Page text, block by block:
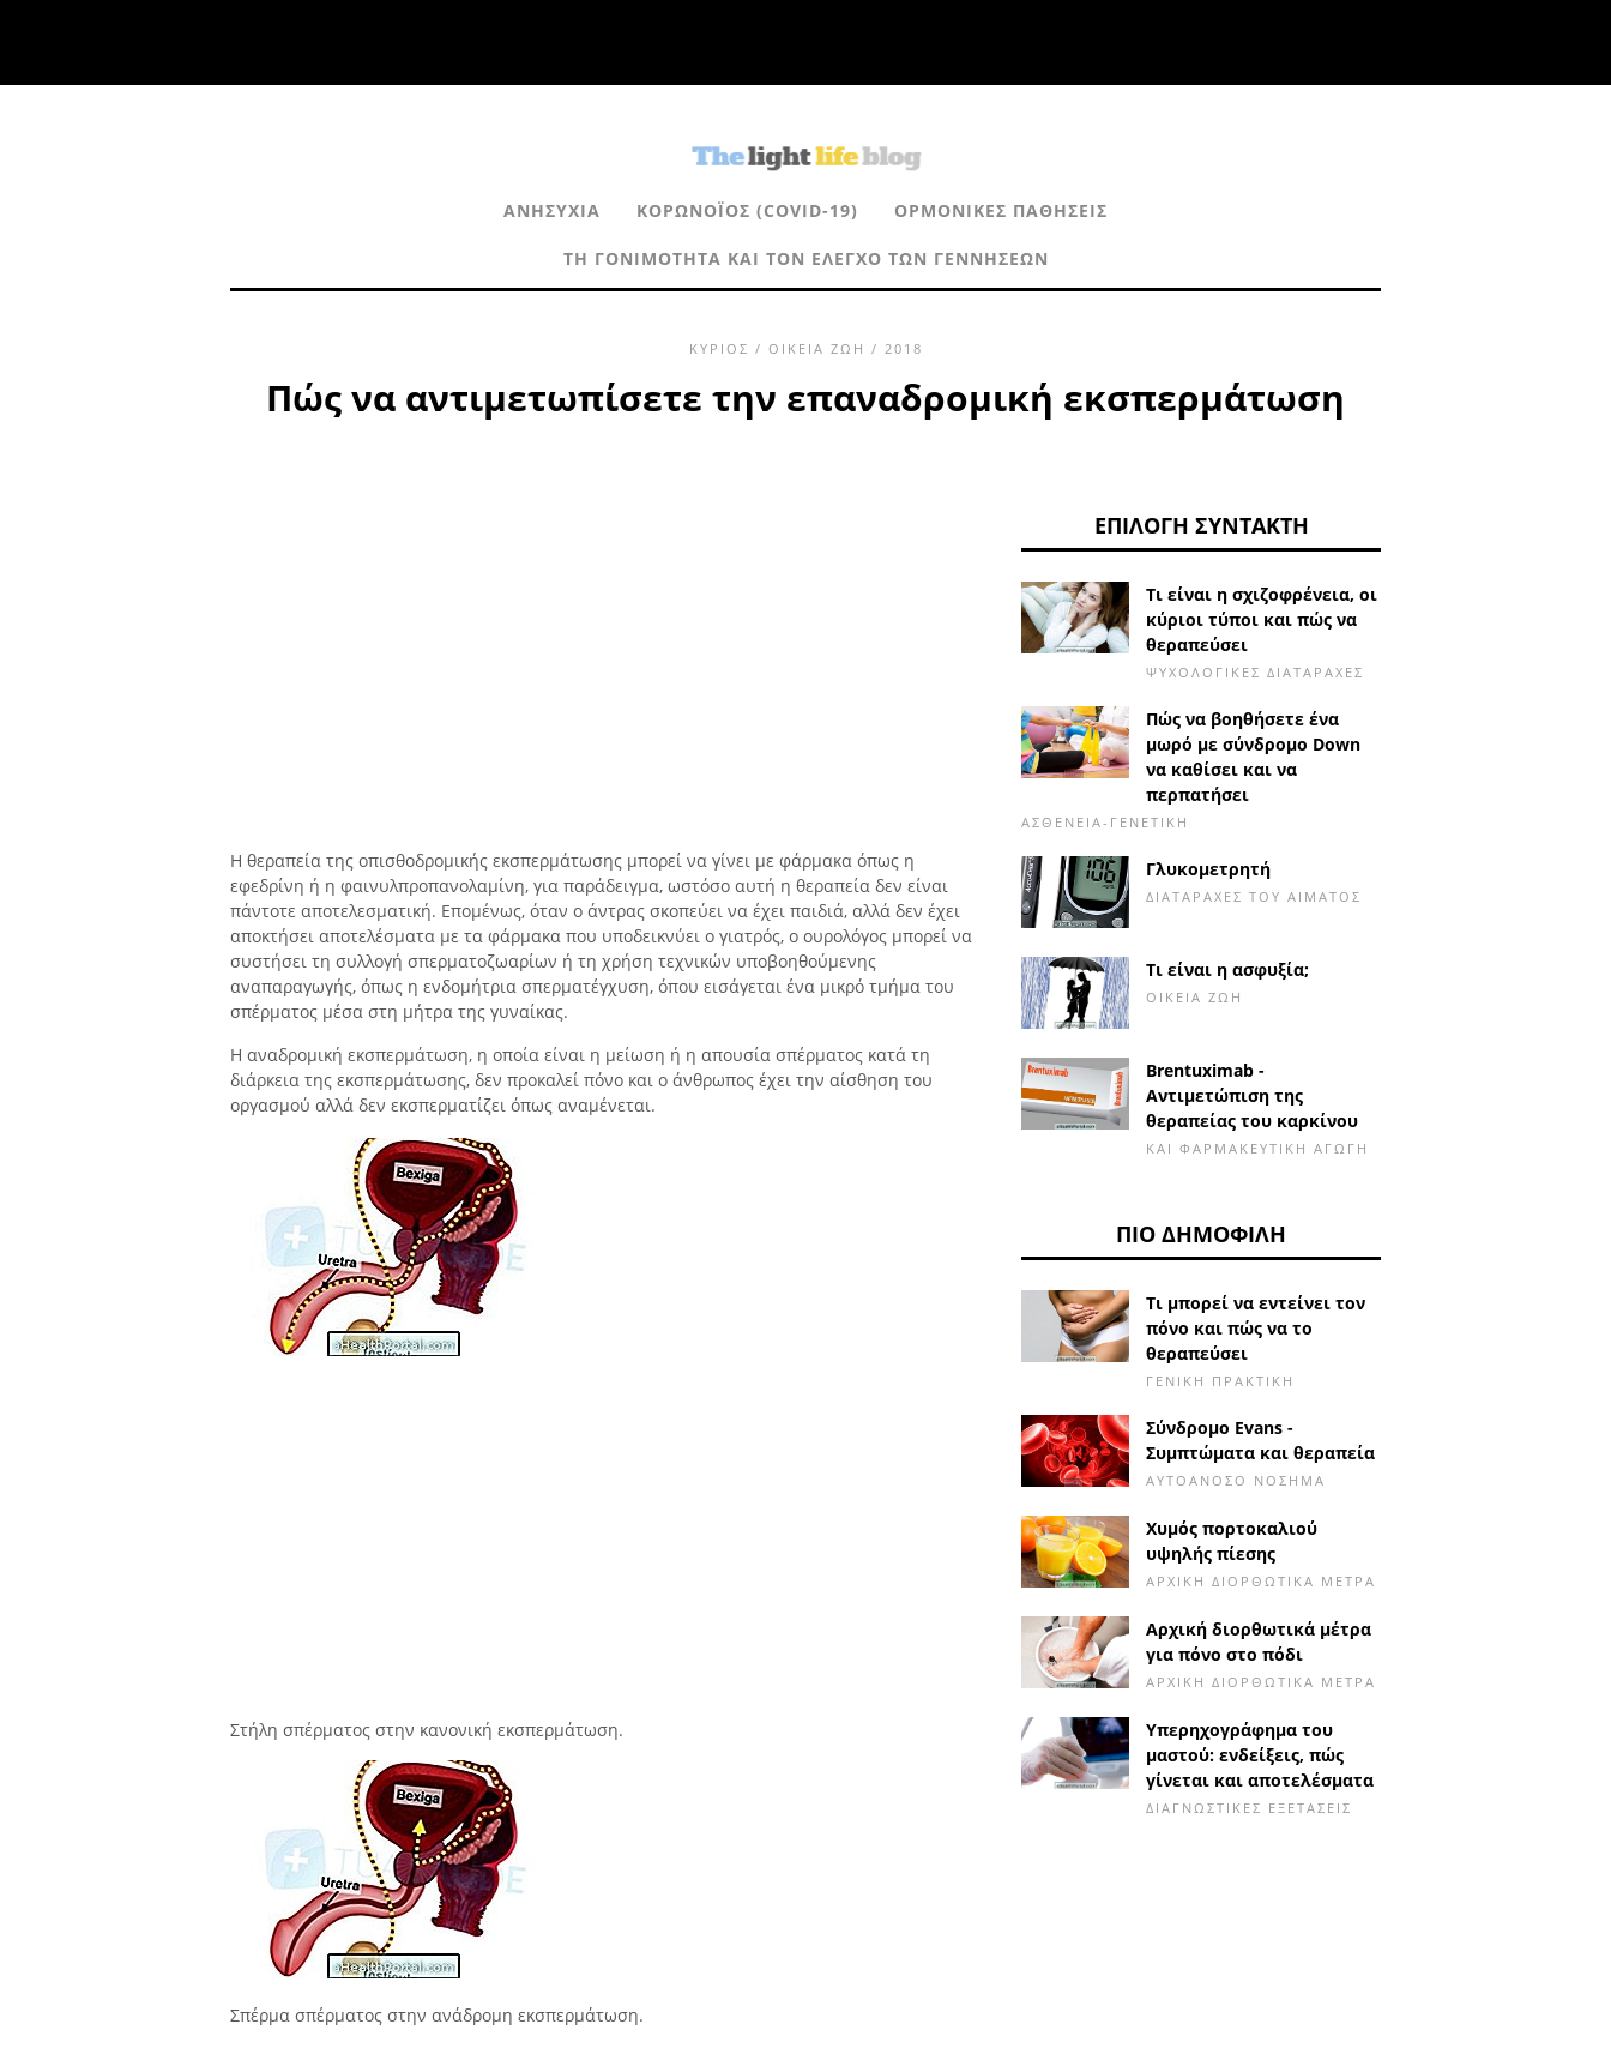
ΑΝΗΣΥΧΊΑ ΚΟΡΩΝΟΪΌΣ (COVID-19) ΟΡΜΟΝΙΚΈΣ ΠΑΘΉΣΕΙΣ
ΤΗ ΓΟΝΙΜΌΤΗΤΑ ΚΑΙ ΤΟΝ ΈΛΕΓΧΟ ΤΩΝ ΓΕΝΝΉΣΕΩΝ
ΚΎΡΙΟΣ / ΟΙΚΕΊΑ ΖΩΉ / 2018
Πώς να αντιμετωπίσετε την επαναδρομική εκσπερμάτωση
Η θεραπεία της οπισθοδρομικής εκσπερμάτωσης μπορεί να γίνει με φάρμακα όπως η
εφεδρίνη ή η φαινυλπροπανολαμίνη, για παράδειγμα, ωστόσο αυτή η θεραπεία δεν είναι
πάντοτε αποτελεσματική. Επομένως, όταν ο άντρας σκοπεύει να έχει παιδιά, αλλά δεν έχει
αποκτήσει αποτελέσματα με τα φάρμακα που υποδεικνύει ο γιατρός, ο ουρολόγος μπορεί να
συστήσει τη συλλογή σπερματοζωαρίων ή τη χρήση τεχνικών υποβοηθούμενης
αναπαραγωγής, όπως η ενδομήτρια σπερματέγχυση, όπου εισάγεται ένα μικρό τμήμα του
σπέρματος μέσα στη μήτρα της γυναίκας.
Η αναδρομική εκσπερμάτωση, η οποία είναι η μείωση ή η απουσία σπέρματος κατά τη
διάρκεια της εκσπερμάτωσης, δεν προκαλεί πόνο και ο άνθρωπος έχει την αίσθηση του
οργασμού αλλά δεν εκσπερματίζει όπως αναμένεται.
Στήλη σπέρματος στην κανονική εκσπερμάτωση.
Σπέρμα σπέρματος στην ανάδρομη εκσπερμάτωση.
ΕΠΙΛΟΓΉ ΣΥΝΤΆΚΤΗ
Τι είναι η σχιζοφρένεια, οι
κύριοι τύποι και πώς να
θεραπεύσει
ΨΥΧΟΛΟΓΙΚΈΣ ΔΙΑΤΑΡΑΧΈΣ
Πώς να βοηθήσετε ένα
μωρό με σύνδρομο Down
να καθίσει και να
περπατήσει
ΑΣΘΈΝΕΙΑ-ΓΕΝΕΤΙΚΉ
Γλυκομετρητή
ΔΙΑΤΑΡΑΧΈΣ ΤΟΥ ΑΊΜΑΤΟΣ
Τι είναι η ασφυξία;
ΟΙΚΕΊΑ ΖΩΉ
Brentuximab -
Αντιμετώπιση της
θεραπείας του καρκίνου
ΚΑΙ ΦΑΡΜΑΚΕΥΤΙΚΉ ΑΓΩΓΉ
ΠΙΟ ΔΗΜΟΦΙΛΉ
Τι μπορεί να εντείνει τον
πόνο και πώς να το
θεραπεύσει
ΓΕΝΙΚΉ ΠΡΑΚΤΙΚΉ
Σύνδρομο Evans -
Συμπτώματα και θεραπεία
ΑΥΤΟΆΝΟΣΟ ΝΌΣΗΜΑ
Χυμός πορτοκαλιού
υψηλής πίεσης
ΑΡΧΙΚΉ ΔΙΟΡΘΩΤΙΚΆ ΜΈΤΡΑ
Αρχική διορθωτικά μέτρα
για πόνο στο πόδι
ΑΡΧΙΚΉ ΔΙΟΡΘΩΤΙΚΆ ΜΈΤΡΑ
Υπερηχογράφημα του
μαστού: ενδείξεις, πώς
γίνεται και αποτελέσματα
ΔΙΑΓΝΩΣΤΙΚΈΣ ΕΞΕΤΆΣΕΙΣ